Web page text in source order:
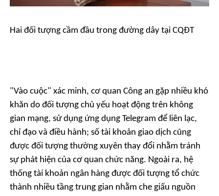
Hai đối tượng cầm đầu trong đường dây tại CQĐT
"Vào cuộc" xác minh, cơ quan Công an gặp nhiều khó
khăn do đối tượng chủ yếu hoạt động trên không
gian mạng, sử dụng ứng dụng Telegram để liên lạc,
chỉ đạo và điều hành; số tài khoản giao dịch cũng
được đối tượng thường xuyên thay đổi nhằm tránh
sự phát hiện của cơ quan chức năng. Ngoài ra, hệ
thống tài khoản ngân hàng được đối tượng tổ chức
thành nhiều tầng trung gian nhằm che giấu nguồn